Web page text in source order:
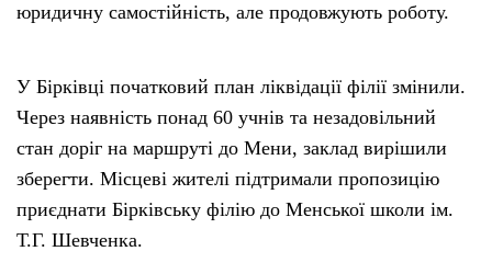
юридичну самостійність, але продовжують роботу.
У Бірківці початковий план ліквідації філії змінили.
Через наявність понад 60 учнів та незадовільний
стан доріг на маршруті до Мени, заклад вирішили
зберегти. Місцеві жителі підтримали пропозицію
приєднати Бірківську філію до Менської школи ім.
Т.Г. Шевченка.